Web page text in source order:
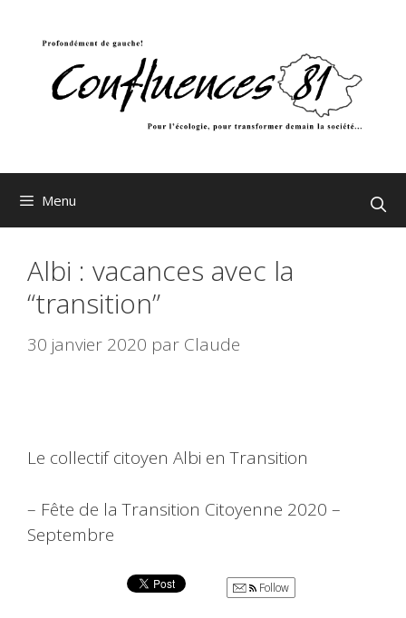
Menu
Albi : vacances avec la
“transition”
30 janvier 2020 par Claude
Le collectif citoyen Albi en Transition
– Fête de la Transition Citoyenne 2020 –
Septembre
Follow